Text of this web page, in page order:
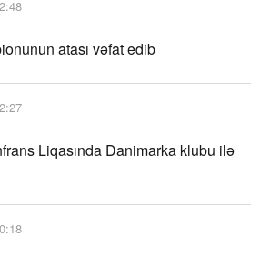
atası vəfat edib
Liqasında Danimarka klubu ilə